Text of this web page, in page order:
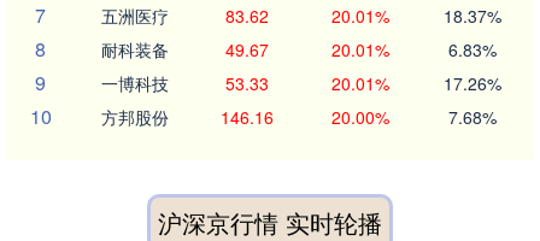
7 五洲医疗 83.62 20.01% 18.37%
8 耐科装备 49.67 20.01% 6.83%
9 一博科技 53.33 20.01% 17.26%
10 方邦股份 146.16 20.00% 7.68%
沪深京行情 实时轮播